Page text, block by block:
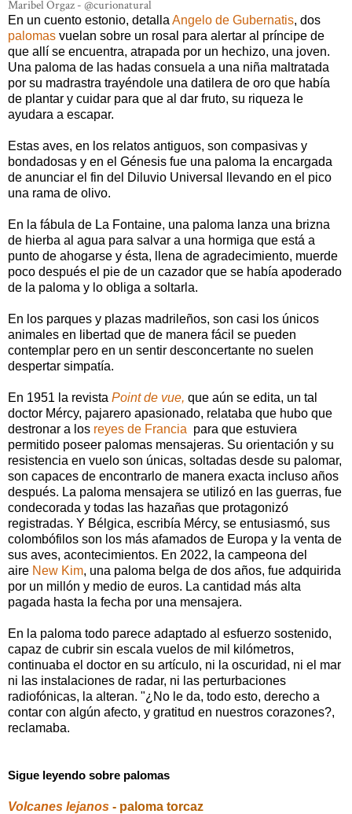
Maribel Orgaz - @curionatural
En un cuento estonio, detalla Angelo de Gubernatis, dos
palomas vuelan sobre un rosal para alertar al príncipe de
que allí se encuentra, atrapada por un hechizo, una joven.
Una paloma de las hadas consuela a una niña maltratada
por su madrastra trayéndole una datilera de oro que había
de plantar y cuidar para que al dar fruto, su riqueza le
ayudara a escapar.
Estas aves, en los relatos antiguos, son compasivas y
bondadosas y en el Génesis fue una paloma la encargada
de anunciar el fin del Diluvio Universal llevando en el pico
una rama de olivo.
En la fábula de La Fontaine, una paloma lanza una brizna
de hierba al agua para salvar a una hormiga que está a
punto de ahogarse y ésta, llena de agradecimiento, muerde
poco después el pie de un cazador que se había apoderado
de la paloma y lo obliga a soltarla.
En los parques y plazas madrileños, son casi los únicos
animales en libertad que de manera fácil se pueden
contemplar pero en un sentir desconcertante no suelen
despertar simpatía.
En 1951 la revista Point de vue, que aún se edita, un tal
doctor Mércy, pajarero apasionado, relataba que hubo que
destronar a los reyes de Francia para que estuviera
permitido poseer palomas mensajeras. Su orientación y su
resistencia en vuelo son únicas, soltadas desde su palomar,
son capaces de encontrarlo de manera exacta incluso años
después. La paloma mensajera se utilizó en las guerras, fue
condecorada y todas las hazañas que protagonizó
registradas. Y Bélgica, escribía Mércy, se entusiasmó, sus
colombófilos son los más afamados de Europa y la venta de
sus aves, acontecimientos. En 2022, la campeona del
aire New Kim, una paloma belga de dos años, fue adquirida
por un millón y medio de euros. La cantidad más alta
pagada hasta la fecha por una mensajera.
En la paloma todo parece adaptado al esfuerzo sostenido,
capaz de cubrir sin escala vuelos de mil kilómetros,
continuaba el doctor en su artículo, ni la oscuridad, ni el mar
ni las instalaciones de radar, ni las perturbaciones
radiofónicas, la alteran. "¿No le da, todo esto, derecho a
contar con algún afecto, y gratitud en nuestros corazones?,
reclamaba.
Sigue leyendo sobre palomas
Volcanes lejanos - paloma torcaz